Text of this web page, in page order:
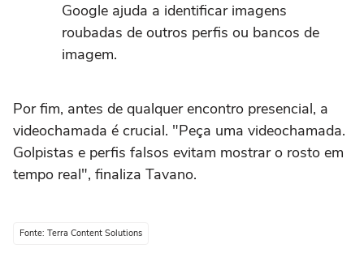
Google ajuda a identificar imagens
roubadas de outros perfis ou bancos de
imagem.
Por fim, antes de qualquer encontro presencial, a
videochamada é crucial. "Peça uma videochamada.
Golpistas e perfis falsos evitam mostrar o rosto em
tempo real", finaliza Tavano.
Fonte: Terra Content Solutions